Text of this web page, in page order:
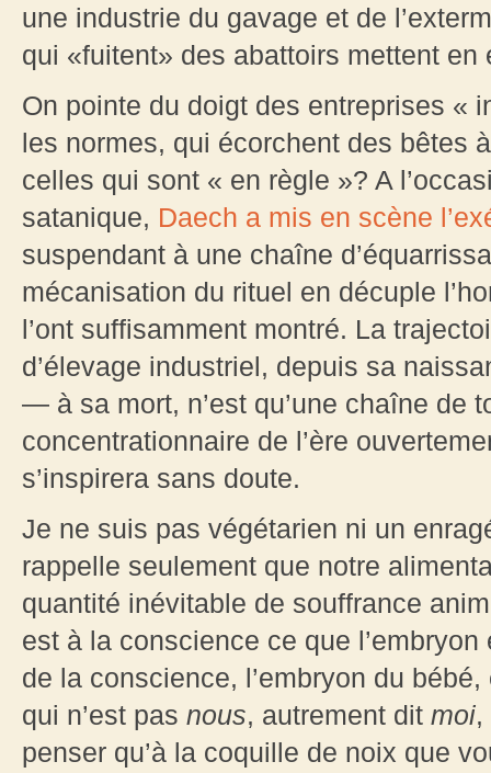
une industrie du gavage et de
qui «fuitent» des abattoirs mettent
On pointe du doigt des entreprises «
les normes, qui écorchent des bêtes
celles qui sont « en règle »? A
satanique, Daech a mis en scène
suspendant à une chaîne
mécanisation du rituel en décuple
l’ont suffisamment montré. La
d’élevage industriel, depuis sa
— à sa mort, n’est qu’une chaîne de
concentrationnaire de l’ère
s’inspirera sans doute.
Je ne suis pas végétarien ni un
rappelle seulement que notre
quantité inévitable de souffrance
est à la conscience ce que
de la conscience, l’embryon du
qui n’est pas nous, autrement dit moi,
penser qu’à la coquille de noix que